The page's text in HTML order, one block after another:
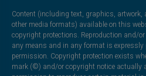
Content (including text, graphics, artwork,
other media formats) available on this
copyright protections. Reproduction and/
any means and in any format is
permission. Copyright protection exists
mark (©) and/or copyright notice actually